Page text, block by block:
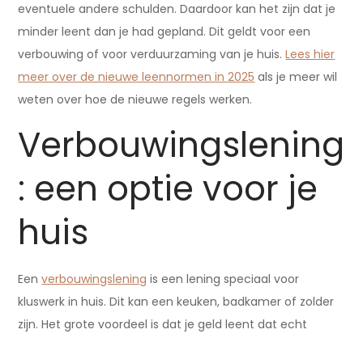
eventuele andere schulden. Daardoor kan het zijn dat je
minder leent dan je had gepland. Dit geldt voor een
verbouwing of voor verduurzaming van je huis.Lees hier
meer over de nieuwe leennormen in 2025 als je meer wil
weten over hoe de nieuwe regels werken.
Verbouwingslening
: een optie voor je
huis
Eenverbouwingslening is een lening speciaal voor
kluswerk in huis. Dit kan een keuken, badkamer of zolder
zijn. Het grote voordeel is dat je geld leent dat echt